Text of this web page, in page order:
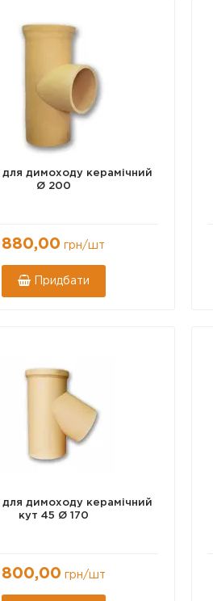
для димоходу керамічний
Ø 200
880,00 грн/шт
Придбати
для димоходу керамічний
кут 45 Ø 170
800,00 грн/шт